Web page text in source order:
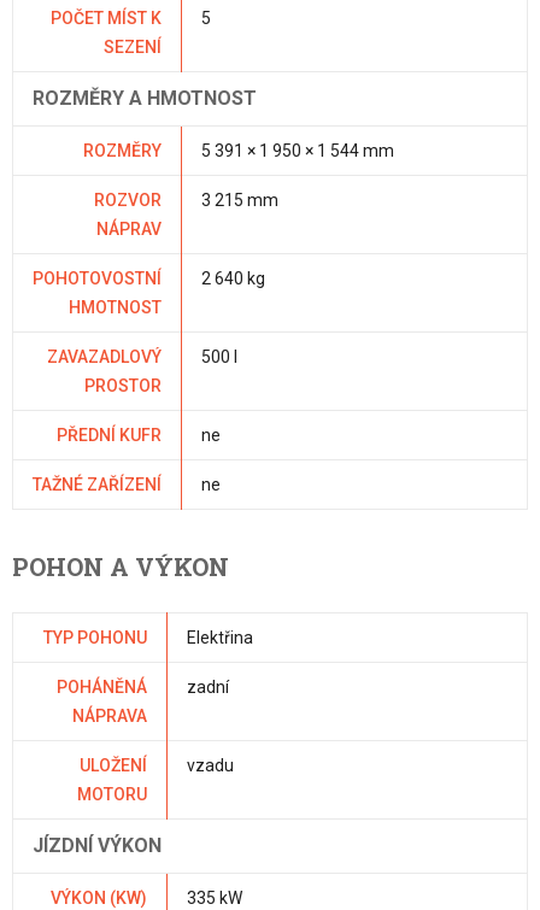
POČET MÍST K
SEZENÍ
5
ROZMĚRY A HMOTNOST
ROZMĚRY 5 391 × 1 950 × 1 544 mm
ROZVOR
NÁPRAV
3 215 mm
POHOTOVOSTNÍ
HMOTNOST
2 640 kg
ZAVAZADLOVÝ
PROSTOR
500 l
PŘEDNÍ KUFR ne
TAŽNÉ ZAŘÍZENÍ ne
POHON A VÝKON
TYP POHONU Elektřina
POHÁNĚNÁ
NÁPRAVA
zadní
ULOŽENÍ
MOTORU
vzadu
JÍZDNÍ VÝKON
VÝKON (KW) 335 kW